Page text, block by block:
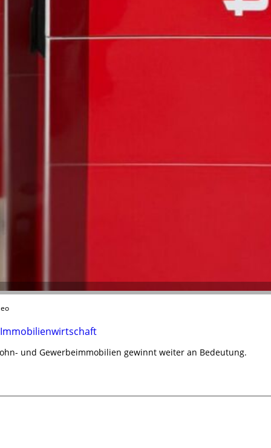
und Gewerbeimmobilien gewinnt weiter an Bedeutung.